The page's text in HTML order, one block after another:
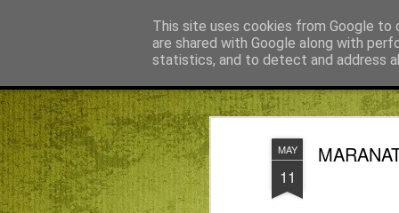
MAY
11
This site uses cookies from Google to
are shared with Google along with
statistics, and to detect and address
Békefy Lajos